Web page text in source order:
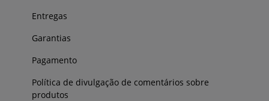
Entregas
Garantias
Pagamento
Política de divulgação de comentários sobre
produtos